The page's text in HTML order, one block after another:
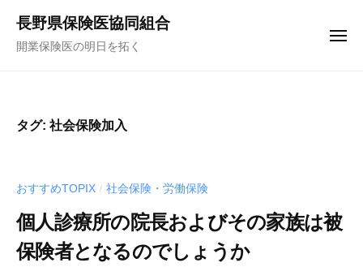
長野県保険医協同組合
開業保険医の明日を拓く
メ
タグ: 社会保険加入
おすすめTOPIX / 社会保険・労働保険
個人診療所の院長およびその家族は被
保険者となるのでしょうか